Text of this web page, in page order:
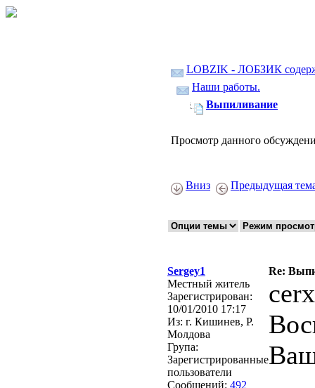
LOBZIK - ЛОБЗИК
Наши работы.
Выпиливание
Просмотр данного
Вниз Предыдущая
Sergey1
Re:
Местный житель
Зарегистрирован:
10/01/2010 17:17
Из: г. Кишинев, Р.
Молдова
Група:
Зарегистрированные
пользователи
Сообщений: 492